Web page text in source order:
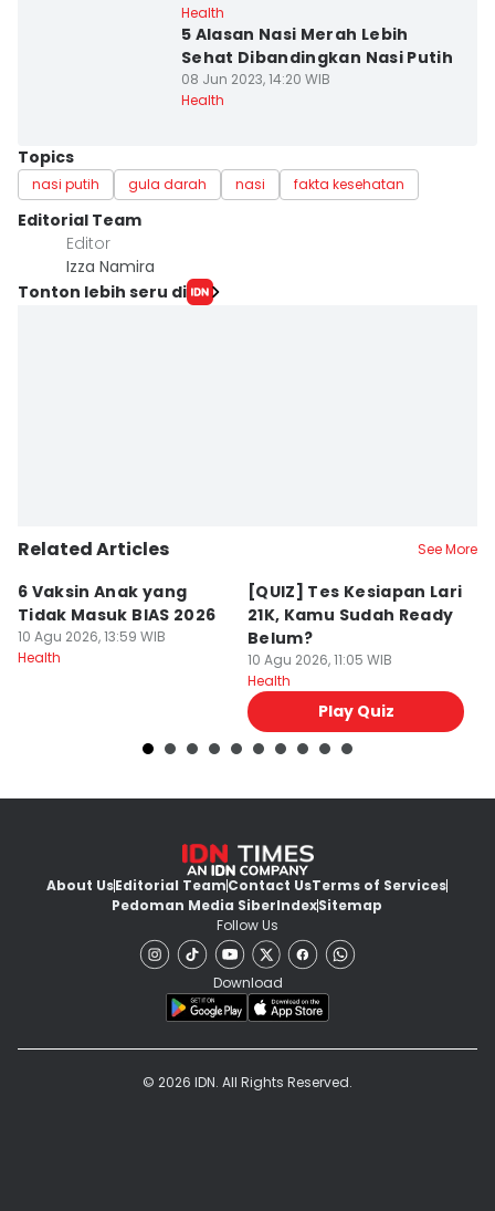
Health
5 Alasan Nasi Merah Lebih
Sehat Dibandingkan Nasi Putih
08 Jun 2023, 14:20 WIB
Health
Topics
nasi putih gula darah nasi fakta kesehatan
Editorial Team
Editor
Izza Namira
Tonton lebih seru di
Related Articles See More
6 Vaksin Anak yang
Tidak Masuk BIAS 2026
10 Agu 2026, 13:59 WIB
Health
[QUIZ] Tes Kesiapan Lari
21K, Kamu Sudah Ready
Belum?
10 Agu 2026, 11:05 WIB
Health
Play Quiz
About UsEditorial TeamContact UsTerms of Services
Pedoman Media SiberIndexSitemap
Follow Us
Download
© 2026 IDN. All Rights Reserved.